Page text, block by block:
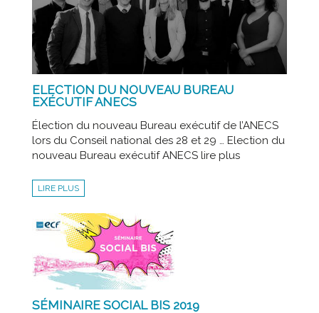
ELECTION DU NOUVEAU BUREAU
EXÉCUTIF ANECS
Élection du nouveau Bureau exécutif de l’ANECS
lors du Conseil national des 28 et 29 … Election du
nouveau Bureau exécutif ANECS lire plus
LIRE PLUS
SÉMINAIRE SOCIAL BIS 2019